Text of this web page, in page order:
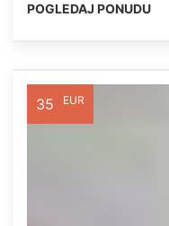
POGLEDAJ PONUDU
35 EUR